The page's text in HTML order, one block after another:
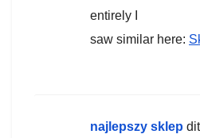
entirely I
saw similar here:
najlepszy sklep